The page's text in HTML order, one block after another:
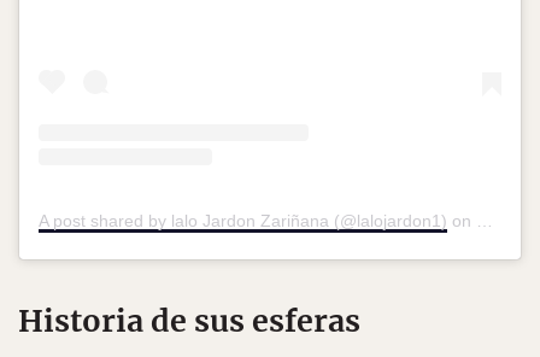
A post shared by lalo Jardon Zariñana (@lalojardon1) on
Historia de sus esferas